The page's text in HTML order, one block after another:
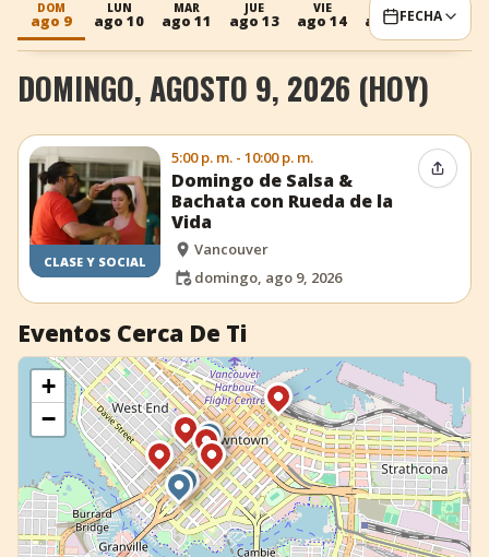
+ Añadir evento
DOM
ago 9
LUN
ago 10
MAR
ago 11
JUE
ago 13
VIE
ago 14
SÁB
ago 15
DOM
ago 16
FECHA
DOMINGO, AGOSTO 9, 2026 (HOY)
CLASE Y SOCIAL
5:00 p. m. - 10:00 p. m.
Domingo de Salsa &
Bachata con Rueda de la
Vida
Vancouver
domingo, ago 9, 2026
Eventos Cerca De Ti
+
−